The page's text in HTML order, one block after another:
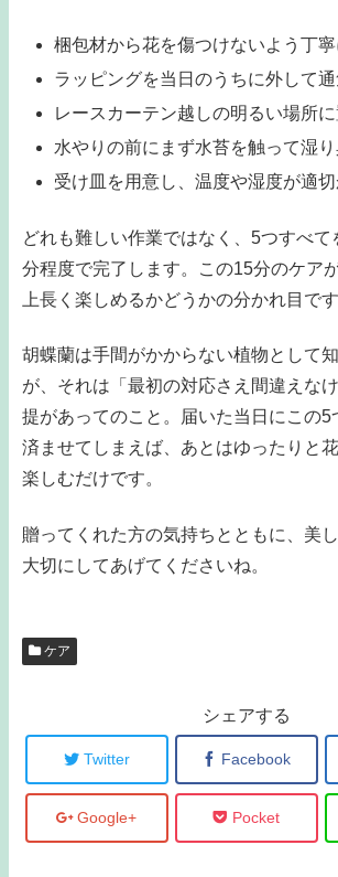
梱包材から花を傷つけないよう丁
ラッピングを当日のうちに外して
レースカーテン越しの明るい場所に
水やりの前にまず水苔を触って湿
受け皿を用意し、温度や湿度が適
どれも難しい作業ではなく、5つすべて
分程度で完了します。この15分のケア
上長く楽しめるかどうかの分かれ目です
胡蝶蘭は手間がかからない植物として
が、それは「最初の対応さえ間違えな
提があってのこと。届いた当日にこの5
済ませてしまえば、あとはゆったりと
楽しむだけです。
贈ってくれた方の気持ちとともに、美
大切にしてあげてくださいね。
ケア
シェアする
Twitter Facebook
Google+ Pocket